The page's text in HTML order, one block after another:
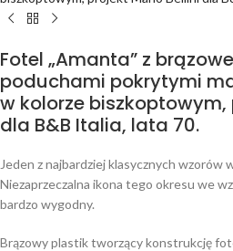
Fotel „Amanta” z
poduchami pokrytymi
w kolorze biszkoptowym,
dla B&B Italia, lata 70.
Jeden z najbardziej klasycznych wzorów
Niezaprzeczalna ikona tego okresu we
bardzo wygodny.
Brązowy plastik tworzący konstrukcję